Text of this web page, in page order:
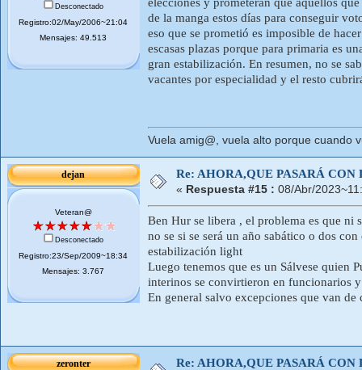
Desconectado
Registro:02/May/2006~21:04
Mensajes: 49.513
de la manga estos días para conseguir
eso que se prometió es imposible de
escasas plazas porque para primaria es
gran estabilización. En resumen, no se
vacantes por especialidad y el resto
Vuela amig@, vuela alto porque cuando
dejan
Veteran@
Desconectado
Registro:23/Sep/2009~18:34
Mensajes: 3.767
Re: AHORA,QUE PASARÁ
« Respuesta #15 : 08/Abr/
Ben Hur se libera , el problema es que ni
no se si se será un año sabático o dos
estabilización light
Luego tenemos que es un Sálvese quien
interinos se convirtieron en funcionarios
En general salvo excepciones que van
zeronter Re: AHORA,QUE PASARÁ